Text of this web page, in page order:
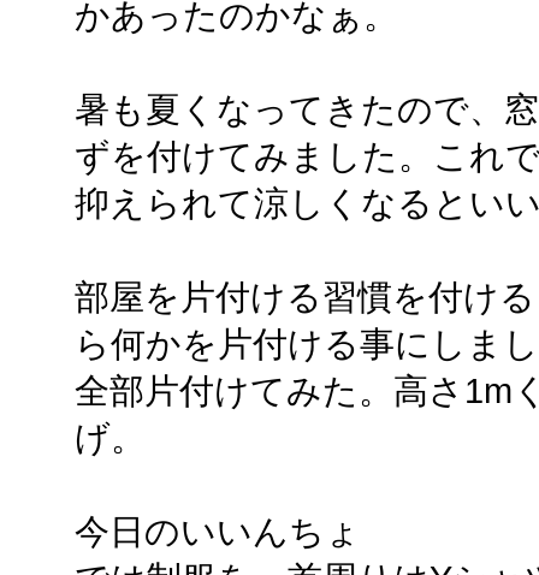
かあったのかなぁ。
暑も夏くなってきたので、
ずを付けてみました。これ
抑えられて涼しくなるとい
部屋を片付ける習慣を付け
ら何かを片付ける事にしま
全部片付けてみた。高さ1m
げ。
今日のいいんちょ